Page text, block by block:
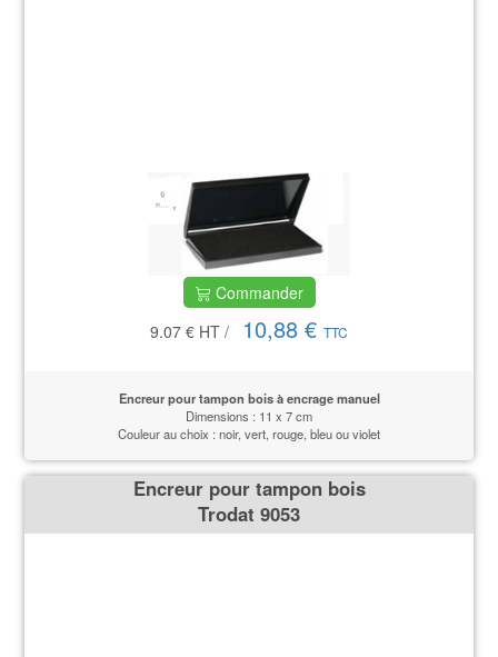
Commander
9.07 € HT / 10,88 € TTC
Encreur pour tampon bois à encrage manuel
Dimensions : 11 x 7 cm
Couleur au choix : noir, vert, rouge, bleu ou violet
Encreur pour tampon bois
Trodat 9053